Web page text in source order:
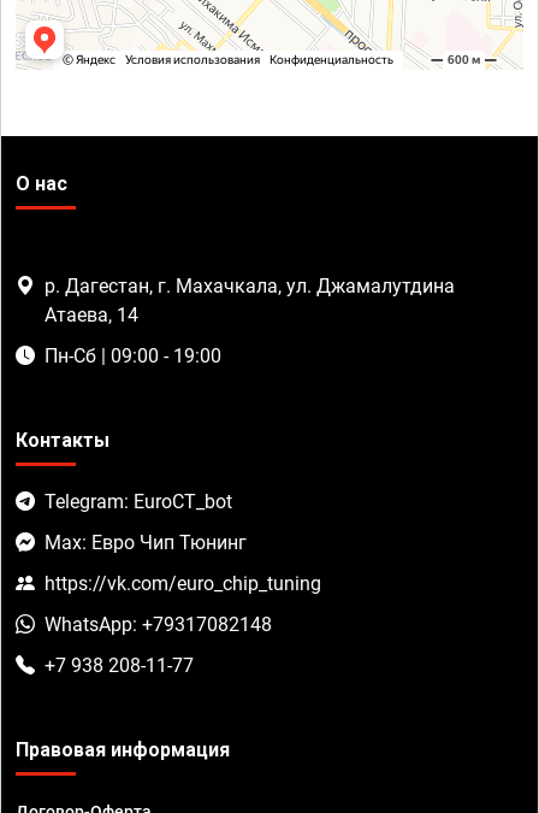
О нас
р. Дагестан, г. Махачкала, ул. Джамалутдина
Атаева, 14
Пн-Сб | 09:00 - 19:00
Контакты
Telegram: EuroCT_bot
Max: Евро Чип Тюнинг
https://vk.com/euro_chip_tuning
WhatsApp: +79317082148
+7 938 208-11-77
Правовая информация